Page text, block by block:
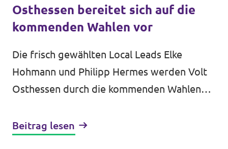
Osthessen bereitet sich auf die
kommenden Wahlen vor
Die frisch gewählten Local Leads Elke
Hohmann und Philipp Hermes werden Volt
Osthessen durch die kommenden Wahlen
aus der Europawahl mitnehmen und viele...
Beitrag lesen